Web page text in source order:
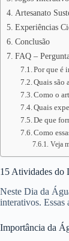
Artesanato
Experiências
Conclusão
FAQ –
Por que é
Quais são
Como o
Quais
De que
Como
Veja
15 Atividades do
Neste Dia da
interativos. Essas
Importância da